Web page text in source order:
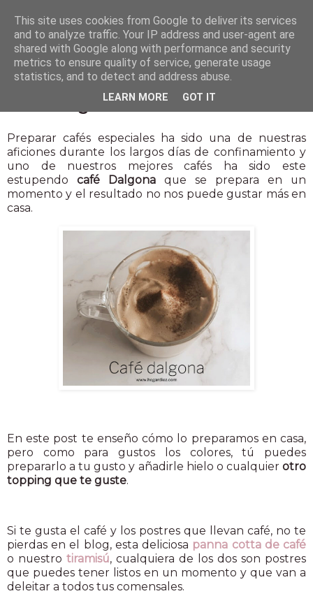
Café Dalgona listo en un momento
Preparar cafés especiales ha sido una de nuestras
aficiones durante los largos días de confinamiento y
uno de nuestros mejores cafés ha sido este
estupendo café Dalgona que se prepara en un
momento y el resultado no nos puede gustar más en
casa.
En este post te enseño cómo lo preparamos en casa,
pero como para gustos los colores, tú puedes
prepararlo a tu gusto y añadirle hielo o cualquier otro
topping que te guste.
Si te gusta el café y los postres que llevan café, no te
pierdas en el blog, esta deliciosa panna cotta de café
o nuestro tiramisú, cualquiera de los dos son postres
que puedes tener listos en un momento y que van a
deleitar a todos tus comensales.
This site uses cookies from Google to deliver its services
and to analyze traffic. Your IP address and user-agent are
shared with Google along with performance and security
metrics to ensure quality of service, generate usage
statistics, and to detect and address abuse.
LEARN MORE GOT IT